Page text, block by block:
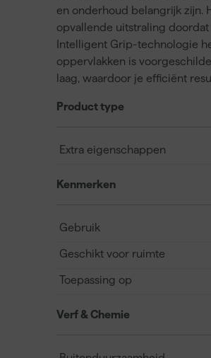
en onderhoud belangrijk zijn.
opvallende uitstraling
Intelligent Grip-technologie
oppervlakken is
laag, waardoor je efficiënt
Product type
Extra eigenschappen
Kenmerken
Gebruik
Geschikt voor ruimte
Toepassing op
Verf & Chemie